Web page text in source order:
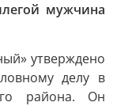
мужчина
утверждено
делу в
района. Он